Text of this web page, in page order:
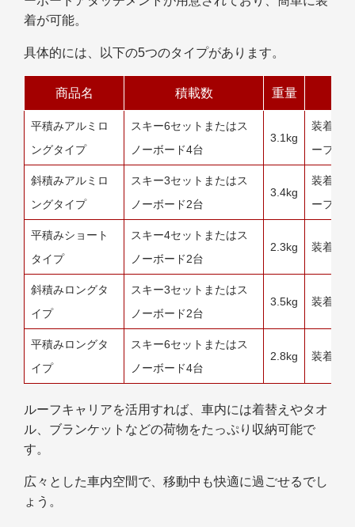
着が可能。
具体的には、以下の5つのタイプがあります。
商品名 積載数 重量
平積みアルミロ
ングタイプ
スキー6セットまたはス
ノーボード4台
3.1kg
装着に
ーフキ
斜積みアルミロ
ングタイプ
スキー3セットまたはス
ノーボード2台
3.4kg
装着に
ーフキ
平積みショート
タイプ
スキー4セットまたはス
ノーボード2台
2.3kg 装着に
斜積みロングタ
イプ
スキー3セットまたはス
ノーボード2台
3.5kg 装着に
平積みロングタ
イプ
スキー6セットまたはス
ノーボード4台
2.8kg 装着に
ルーフキャリアを活用すれば、車内には着替えやタオ
ル、ブランケットなどの荷物をたっぷり収納可能で
す。
広々とした車内空間で、移動中も快適に過ごせるでし
ょう。